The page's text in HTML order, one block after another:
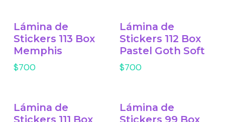
Lámina de
Stickers 113 Box
Memphis
$700
Lámina de
Stickers 112 Box
Pastel Goth Soft
$700
Lámina de
Lámina de